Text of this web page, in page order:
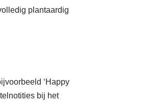
plantaardig
‘Happy
bij het